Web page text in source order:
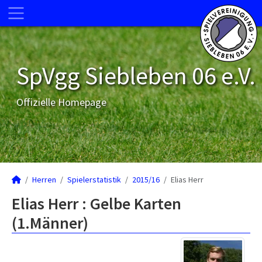
SpVgg Siebleben 06 e.V.
Offizielle Homepage
Herren Spielerstatistik 2015/16 Elias Herr
Elias Herr : Gelbe Karten
(1.Männer)